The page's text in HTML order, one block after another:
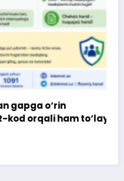
o‘rin
orqali ham to‘lay